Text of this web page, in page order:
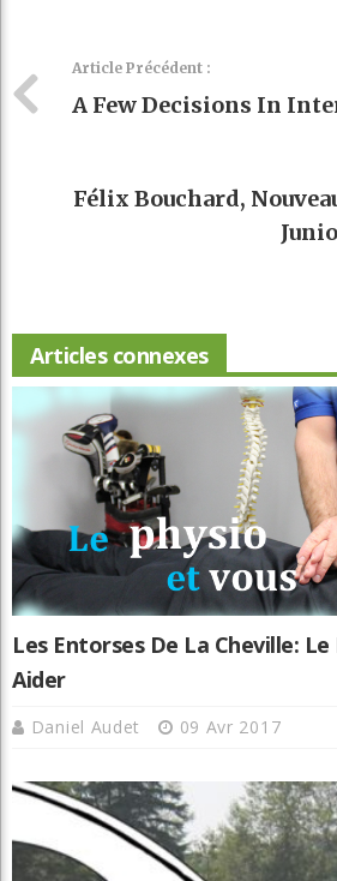
Article Précédent :
A Few Decisions In
Félix Bouchard,
Articles connexes
Les Entorses De La Cheville:
Aider
Daniel Audet 09 Avr 2017